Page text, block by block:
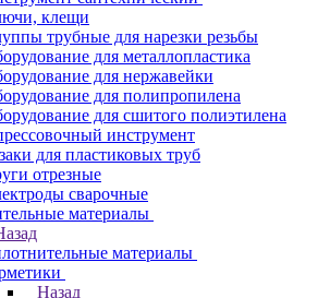
клещи
трубные для нарезки резьбы
для металлопластика
для нержавейки
для полипропилена
для сшитого полиэтилена
инструмент
для пластиковых труб
отрезные
сварочные
материалы
материалы
Назад